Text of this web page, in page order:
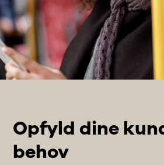
Opfyld dine
behov